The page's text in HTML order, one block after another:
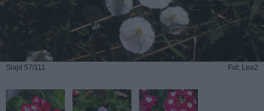
Slajd 57/111 Fot: Lea2